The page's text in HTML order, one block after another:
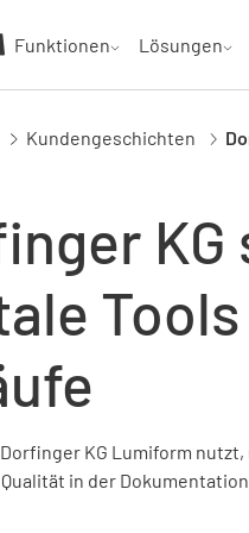
Funktionen Lösungen
Kundengeschichten
KG Lumiform
in der Dokumentation